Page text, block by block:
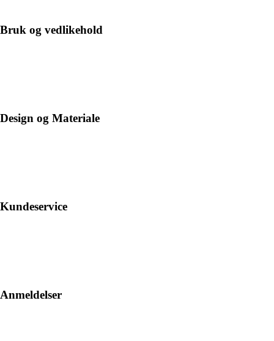
Bruk og vedlikehold
Design og Materiale
Kundeservice
Anmeldelser